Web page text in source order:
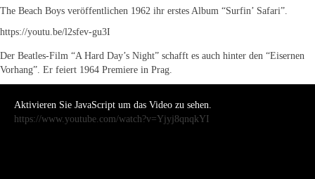
The Beach Boys veröffentlichen 1962 ihr erstes Album “Surfin’ Safari”.
https://youtu.be/l2sfev-gu3I
Der Beatles-Film “A Hard Day’s Night” schafft es auch hinter den “Eisernen
Vorhang”. Er feiert 1964 Premiere in Prag.
Aktivieren Sie JavaScript um das Video zu sehen.
https://www.youtube.com/watch?v=Yjyj8qnqkYI